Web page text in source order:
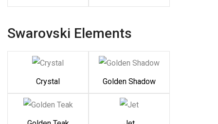
Swarovski Elements
Crystal Golden Shadow